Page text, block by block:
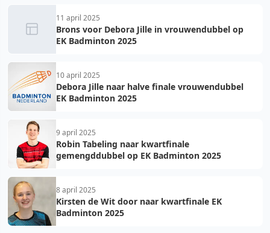
11 april 2025
Brons voor Debora Jille in vrouwendubbel op
EK Badminton 2025
10 april 2025
Debora Jille naar halve finale vrouwendubbel
EK Badminton 2025
9 april 2025
Robin Tabeling naar kwartfinale
gemengddubbel op EK Badminton 2025
8 april 2025
Kirsten de Wit door naar kwartfinale EK
Badminton 2025